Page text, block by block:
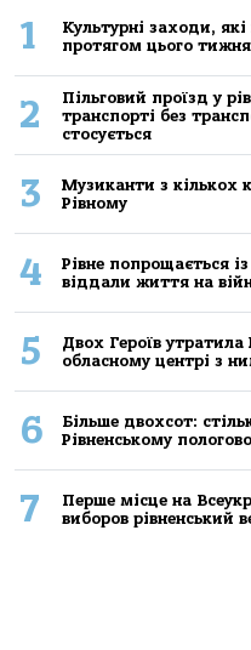
1
Культурні заходи,
протягом цього тижня
2
Пільговий проїзд у
транспорті без
стосується
3
Музиканти з кількох
Рівному
4
Рівне попрощається
віддали життя на
5
Двох Героїв утратила
обласному центрі з
6
Більше двохсот:
Рівненському
7
Перше місце на
виборов рівненський